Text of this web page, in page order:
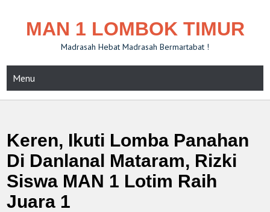
MAN 1 LOMBOK TIMUR
Madrasah Hebat Madrasah Bermartabat !
Menu
Keren, Ikuti Lomba Panahan
Di Danlanal Mataram, Rizki
Siswa MAN 1 Lotim Raih
Juara 1